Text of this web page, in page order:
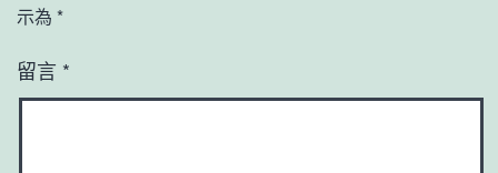
示為 *
留言 *